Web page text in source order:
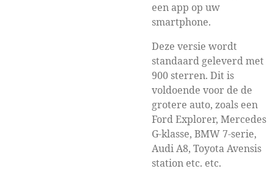
een app op uw
smartphone.
Deze versie wordt
standaard geleverd met
900 sterren. Dit is
voldoende voor de de
grotere auto, zoals een
Ford Explorer, Mercedes
G-klasse, BMW 7-serie,
Audi A8, Toyota Avensis
station etc. etc.